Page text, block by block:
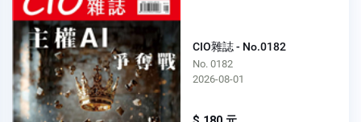
CIO雜誌 - No.0182
No. 0182
2026-08-01